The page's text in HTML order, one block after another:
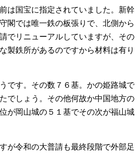
は国宝に指定されていました。新幹
閣では唯一鉄の板張りで、北側から
でリニューアルしていますが、その
製鉄所があるのですから材料は有り
です。その数７６基。かの姫路城で
でしょう。その他何故か中国地方の
が岡山城の５１基でその次が福山城
が令和の大普請も最終段階で外部足